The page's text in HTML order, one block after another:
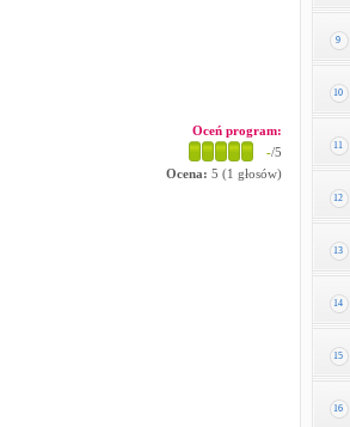
Oceń program:
-/5
Ocena: 5 (1 głosów)
9
10
11
12
13
14
15
16